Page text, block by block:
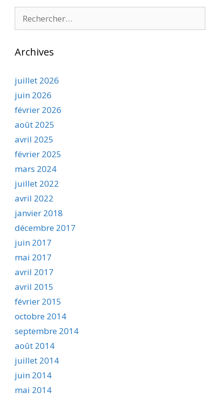
Archives
juillet 2026
juin 2026
février 2026
août 2025
avril 2025
février 2025
mars 2024
juillet 2022
avril 2022
janvier 2018
décembre 2017
juin 2017
mai 2017
avril 2017
avril 2015
février 2015
octobre 2014
septembre 2014
août 2014
juillet 2014
juin 2014
mai 2014